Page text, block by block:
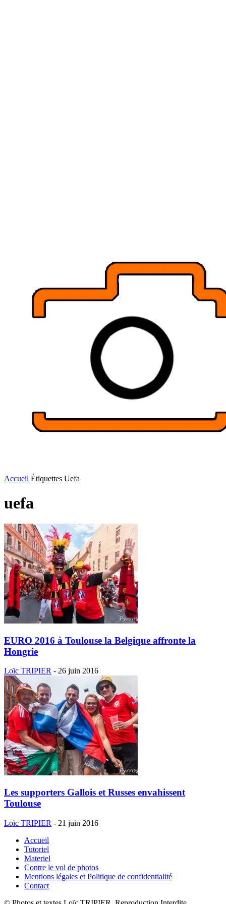
Accueil Étiquettes Uefa
uefa
EURO 2016 à Toulouse la Belgique affronte la
Hongrie
Loïc TRIPIER - 26 juin 2016
Les supporters Gallois et Russes envahissent
Toulouse
Loïc TRIPIER - 21 juin 2016
Accueil
Tutoriel
Materiel
Contre le vol de photos
Mentions légales et Politique de confidentialité
Contact